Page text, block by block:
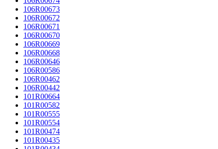
106R00673
106R00672
106R00671
106R00670
106R00669
106R00668
106R00646
106R00586
106R00462
106R00442
101R00664
101R00582
101R00555
101R00554
101R00474
101R00435